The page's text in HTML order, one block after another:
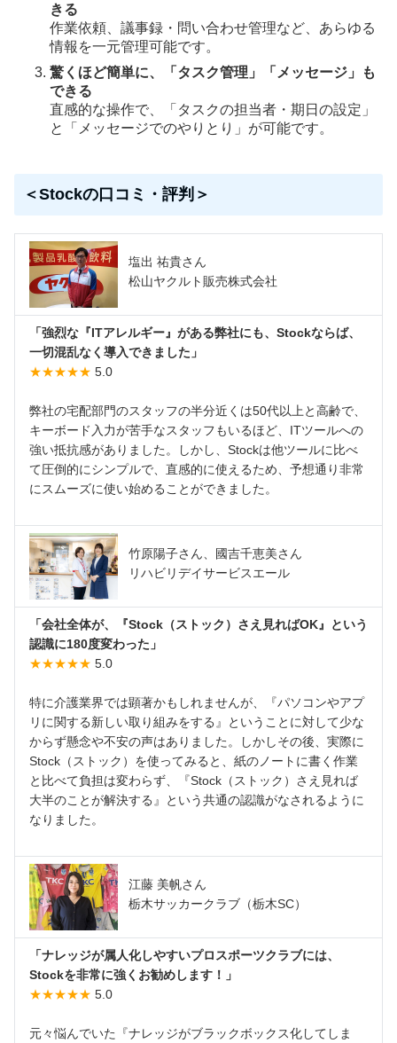
きる
作業依頼、議事録・問い合わせ管理など、あらゆる
情報を一元管理可能です。
驚くほど簡単に、「タスク管理」「メッセージ」も
できる
直感的な操作で、「タスクの担当者・期日の設定」
と「メッセージでのやりとり」が可能です。
＜Stockの口コミ・評判＞
塩出 祐貴さん
松山ヤクルト販売株式会社
「強烈な『ITアレルギー』がある弊社にも、Stockならば、
一切混乱なく導入できました」
★★★★★ 5.0
弊社の宅配部門のスタッフの半分近くは50代以上と高齢で、
キーボード入力が苦手なスタッフもいるほど、ITツールへの
強い抵抗感がありました。しかし、Stockは他ツールに比べ
て圧倒的にシンプルで、直感的に使えるため、予想通り非常
にスムーズに使い始めることができました。
竹原陽子さん、國吉千恵美さん
リハビリデイサービスエール
「会社全体が、『Stock（ストック）さえ見ればOK』という
認識に180度変わった」
★★★★★ 5.0
特に介護業界では顕著かもしれませんが、『パソコンやアプ
リに関する新しい取り組みをする』ということに対して少な
からず懸念や不安の声はありました。しかしその後、実際に
Stock（ストック）を使ってみると、紙のノートに書く作業
と比べて負担は変わらず、『Stock（ストック）さえ見れば
大半のことが解決する』という共通の認識がなされるように
なりました。
江藤 美帆さん
栃木サッカークラブ（栃木SC）
「ナレッジが属人化しやすいプロスポーツクラブには、
Stockを非常に強くお勧めします！」
★★★★★ 5.0
元々悩んでいた『ナレッジがブラックボックス化してしま